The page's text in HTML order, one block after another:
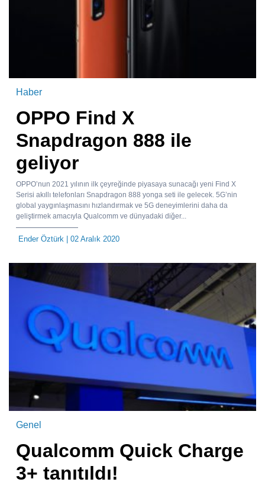
Haber
OPPO Find X
Snapdragon 888 ile
geliyor
OPPO’nun 2021 yılının ilk çeyreğinde piyasaya sunacağı yeni Find X
Serisi akıllı telefonları Snapdragon 888 yonga seti ile gelecek. 5G’nin
global yaygınlaşmasını hızlandırmak ve 5G deneyimlerini daha da
geliştirmek amacıyla Qualcomm ve dünyadaki diğer...
Ender Öztürk | 02 Aralık 2020
Genel
Qualcomm Quick Charge
3+ tanıtıldı!